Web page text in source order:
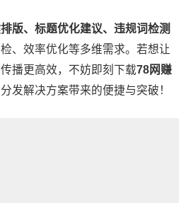
版、标题优化建议、违规词检测
、效率优化等多维需求。若想让
播更高效，不妨即刻下载78网赚
发解决方案带来的便捷与突破！